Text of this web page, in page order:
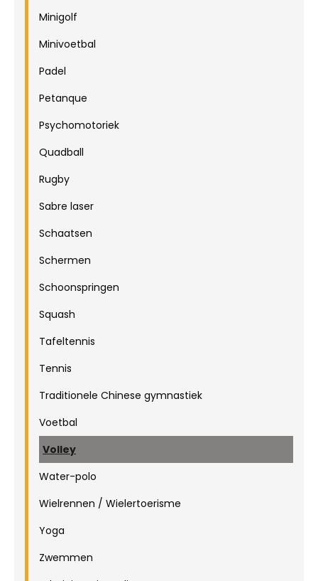
Minigolf
Minivoetbal
Padel
Petanque
Psychomotoriek
Quadball
Rugby
Sabre laser
Schaatsen
Schermen
Schoonspringen
Squash
Tafeltennis
Tennis
Traditionele Chinese gymnastiek
Voetbal
Volley
Water-polo
Wielrennen / Wielertoerisme
Yoga
Zwemmen